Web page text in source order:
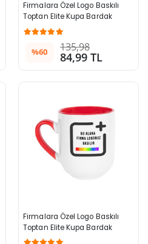
Firmalara Özel Logo Baskılı
Toptan Elite Kupa Bardak
Siyah 996+ Adet
%60 135,98
84,99 TL
Firmalara Özel Logo Baskılı
Toptan Elite Kupa Bardak
Kırmızı 996+ Adet